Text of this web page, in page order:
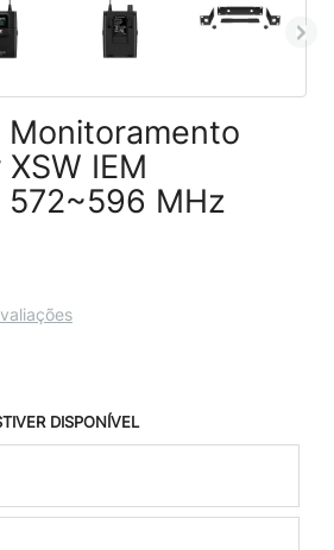
Monitoramento
IEM
572~596 MHz
DISPONÍVEL